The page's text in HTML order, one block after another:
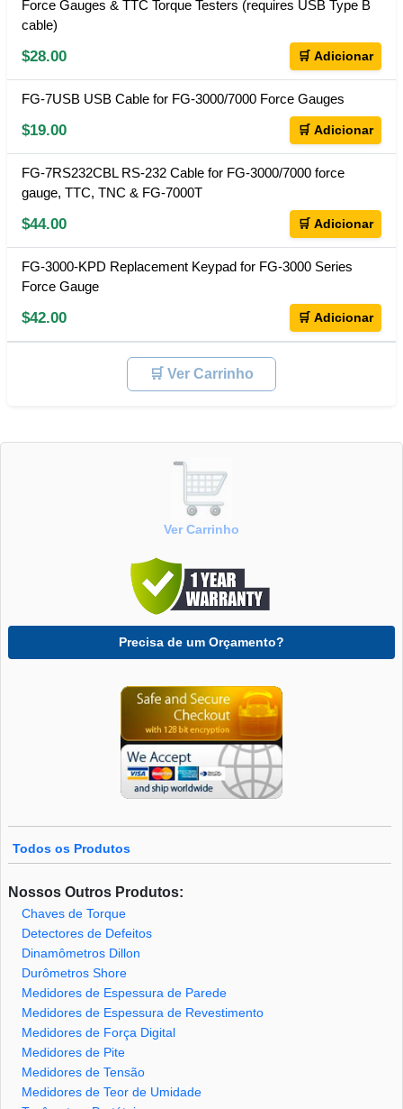
Force Gauges & TTC Torque Testers (requires USB Type B
cable)
$28.00 🛒 Adicionar
FG-7USB USB Cable for FG-3000/7000 Force Gauges
$19.00 🛒 Adicionar
FG-7RS232CBL RS-232 Cable for FG-3000/7000 force
gauge, TTC, TNC & FG-7000T
$44.00 🛒 Adicionar
FG-3000-KPD Replacement Keypad for FG-3000 Series
Force Gauge
$42.00 🛒 Adicionar
🛒 Ver Carrinho
Ver Carrinho
Precisa de um Orçamento?
Todos os Produtos
Nossos Outros Produtos:
Chaves de Torque
Detectores de Defeitos
Dinamômetros Dillon
Durômetros Shore
Medidores de Espessura de Parede
Medidores de Espessura de Revestimento
Medidores de Força Digital
Medidores de Pite
Medidores de Tensão
Medidores de Teor de Umidade